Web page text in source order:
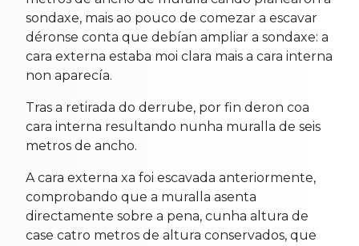
sondaxe, mais ao pouco de comezar a escavar
déronse conta que debían ampliar a sondaxe: a
cara externa estaba moi clara mais a cara interna
non aparecía.
Tras a retirada do derrube, por fin deron coa
cara interna resultando nunha muralla de seis
metros de ancho.
A cara externa xa foi escavada anteriormente,
comprobando que a muralla asenta
directamente sobre a pena, cunha altura de
case catro metros de altura conservados, que